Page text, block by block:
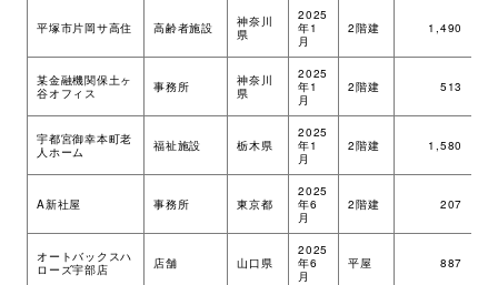
平塚市片岡サ高住 高齢者施設
神奈川
県
2025
年1
月
2階建 1,490
某金融機関保土ヶ
谷オフィス
事務所
神奈川
県
2025
年1
月
2階建 513
宇都宮御幸本町老
人ホーム
福祉施設 栃木県
2025
年1
月
2階建 1,580
A新社屋 事務所 東京都
2025
年6
月
2階建 207
オートバックスハ
ローズ宇部店
店舗 山口県
2025
年6
月
平屋 887